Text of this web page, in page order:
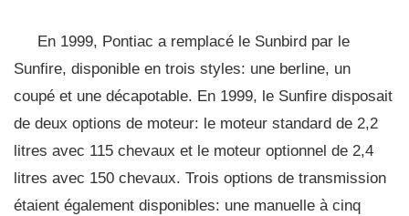
En 1999, Pontiac a remplacé le Sunbird par le
Sunfire, disponible en trois styles: une berline, un
coupé et une décapotable. En 1999, le Sunfire disposait
de deux options de moteur: le moteur standard de 2,2
litres avec 115 chevaux et le moteur optionnel de 2,4
litres avec 150 chevaux. Trois options de transmission
étaient également disponibles: une manuelle à cinq